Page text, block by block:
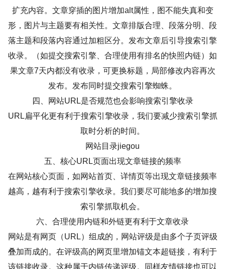
扩充内容。文章穿插的图片增加alt属性，图不能失真和变
形，图片与主题要有相关性。文章排版合理、段落分明、段
落主题和段落内容通过加粗区分。发布文章后引导搜索引擎
收录。（如提交搜索引擎、合理使用有排名的快照内链）如
果文章7天内都没有收录，可更换标题，局部修改内容再次
发布。发布同时提交搜索引擎蜘蛛。
四、网站URL是否规范也会影响搜索引擎收录
URL扁平化更有利于搜索引擎收录，我们要减少搜索引擎抓
取时分析的时间。
网站目录jiegou
五、核心URL页面出现文章链接的频率
在网站核心页面，如网站首页、详情页等出现文章链接频率
越高，越有利于搜索引擎收录。我们要尽可能地多的增加搜
索引擎抓取机会。
六、合理使用内链和外链更有利于文章收录
网站是有网页（URL）组成的，网站评级是由多个子页评级
叠加而成的。在评级高的网页里增加锚文本超链接，有利于
该链接收录。这种属于内链传递评级。同样友情链接也可以